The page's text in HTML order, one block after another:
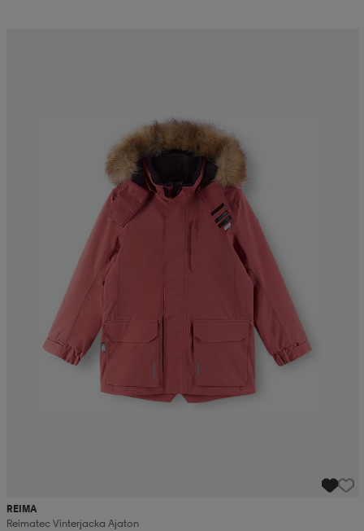
REIMA
Reimatec Vinterjacka Ajaton